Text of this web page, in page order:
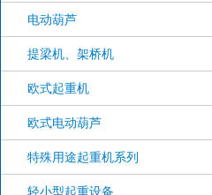
电动葫芦
提梁机、架桥机
欧式起重机
欧式电动葫芦
特殊用途起重机系列
轻小型起重设备